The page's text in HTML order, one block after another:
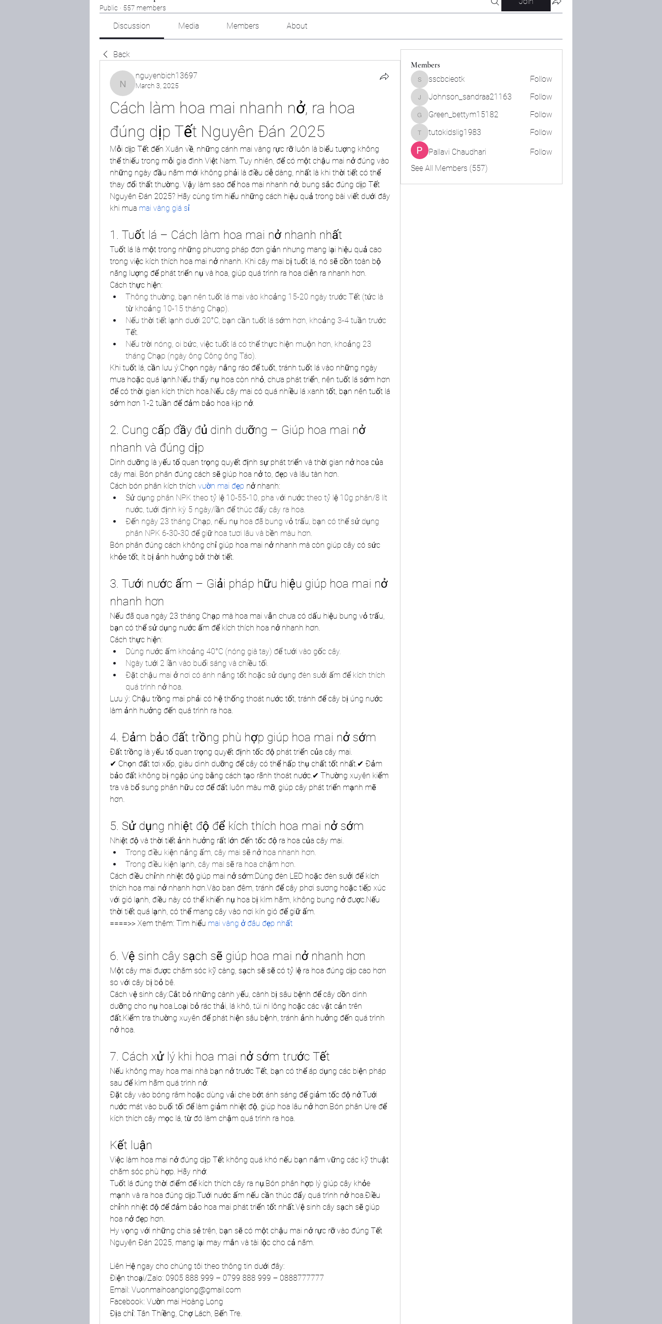
Public · 557 members
Discussion Media Members About
Back
nguyenbich13697
nguyenbich13697
March 3, 2025
Cách làm hoa mai nhanh nở, ra hoa
đúng dịp Tết Nguyên Đán 2025
Mỗi dịp Tết đến Xuân về, những cánh mai vàng rực rỡ luôn là biểu tượng không
thể thiếu trong mỗi gia đình Việt Nam. Tuy nhiên, để có một chậu mai nở đúng vào
những ngày đầu năm mới không phải là điều dễ dàng, nhất là khi thời tiết có thể
thay đổi thất thường. Vậy làm sao để hoa mai nhanh nở, bung sắc đúng dịp Tết
Nguyên Đán 2025? Hãy cùng tìm hiểu những cách hiệu quả trong bài viết dưới đây
khi mua mai vàng giá sỉ
1. Tuốt lá – Cách làm hoa mai nở nhanh nhất
Tuốt lá là một trong những phương pháp đơn giản nhưng mang lại hiệu quả cao
trong việc kích thích hoa mai nở nhanh. Khi cây mai bị tuốt lá, nó sẽ dồn toàn bộ
năng lượng để phát triển nụ và hoa, giúp quá trình ra hoa diễn ra nhanh hơn.
Cách thực hiện:
Thông thường, bạn nên tuốt lá mai vào khoảng 15-20 ngày trước Tết (tức là
từ khoảng 10-15 tháng Chạp).
Nếu thời tiết lạnh dưới 20°C, bạn cần tuốt lá sớm hơn, khoảng 3-4 tuần trước
Tết.
Nếu trời nóng, oi bức, việc tuốt lá có thể thực hiện muộn hơn, khoảng 23
tháng Chạp (ngày ông Công ông Táo).
Khi tuốt lá, cần lưu ý:Chọn ngày nắng ráo để tuốt, tránh tuốt lá vào những ngày
mưa hoặc quá lạnh.Nếu thấy nụ hoa còn nhỏ, chưa phát triển, nên tuốt lá sớm hơn
để có thời gian kích thích hoa.Nếu cây mai có quá nhiều lá xanh tốt, bạn nên tuốt lá
sớm hơn 1-2 tuần để đảm bảo hoa kịp nở.
2. Cung cấp đầy đủ dinh dưỡng – Giúp hoa mai nở
nhanh và đúng dịp
Dinh dưỡng là yếu tố quan trọng quyết định sự phát triển và thời gian nở hoa của
cây mai. Bón phân đúng cách sẽ giúp hoa nở to, đẹp và lâu tàn hơn.
Cách bón phân kích thích vườn mai đẹp nở nhanh:
Sử dụng phân NPK theo tỷ lệ 10-55-10, pha với nước theo tỷ lệ 10g phân/8 lít
nước, tưới định kỳ 5 ngày/lần để thúc đẩy cây ra hoa.
Đến ngày 23 tháng Chạp, nếu nụ hoa đã bung vỏ trấu, bạn có thể sử dụng
phân NPK 6-30-30 để giữ hoa tươi lâu và bền màu hơn.
Bón phân đúng cách không chỉ giúp hoa mai nở nhanh mà còn giúp cây có sức
khỏe tốt, ít bị ảnh hưởng bởi thời tiết.
3. Tưới nước ấm – Giải pháp hữu hiệu giúp hoa mai nở
nhanh hơn
Nếu đã qua ngày 23 tháng Chạp mà hoa mai vẫn chưa có dấu hiệu bung vỏ trấu,
bạn có thể sử dụng nước ấm để kích thích hoa nở nhanh hơn.
Cách thực hiện:
Dùng nước ấm khoảng 40°C (nóng già tay) để tưới vào gốc cây.
Ngày tưới 2 lần vào buổi sáng và chiều tối.
Đặt chậu mai ở nơi có ánh nắng tốt hoặc sử dụng đèn sưởi ấm để kích thích
quá trình nở hoa.
Lưu ý: Chậu trồng mai phải có hệ thống thoát nước tốt, tránh để cây bị úng nước
làm ảnh hưởng đến quá trình ra hoa.
4. Đảm bảo đất trồng phù hợp giúp hoa mai nở sớm
Đất trồng là yếu tố quan trọng quyết định tốc độ phát triển của cây mai.
✔ Chọn đất tơi xốp, giàu dinh dưỡng để cây có thể hấp thụ chất tốt nhất.✔ Đảm
bảo đất không bị ngập úng bằng cách tạo rãnh thoát nước.✔ Thường xuyên kiểm
tra và bổ sung phân hữu cơ để đất luôn màu mỡ, giúp cây phát triển mạnh mẽ
hơn.
5. Sử dụng nhiệt độ để kích thích hoa mai nở sớm
Nhiệt độ và thời tiết ảnh hưởng rất lớn đến tốc độ ra hoa của cây mai.
Trong điều kiện nắng ấm, cây mai sẽ nở hoa nhanh hơn.
Trong điều kiện lạnh, cây mai sẽ ra hoa chậm hơn.
Cách điều chỉnh nhiệt độ giúp mai nở sớm:Dùng đèn LED hoặc đèn sưởi để kích
thích hoa mai nở nhanh hơn.Vào ban đêm, tránh để cây phơi sương hoặc tiếp xúc
với gió lạnh, điều này có thể khiến nụ hoa bị kìm hãm, không bung nở được.Nếu
thời tiết quá lạnh, có thể mang cây vào nơi kín gió để giữ ấm.
====>> Xem thêm: Tìm hiểu mai vàng ở đâu đẹp nhất
6. Vệ sinh cây sạch sẽ giúp hoa mai nở nhanh hơn
Một cây mai được chăm sóc kỹ càng, sạch sẽ sẽ có tỷ lệ ra hoa đúng dịp cao hơn
so với cây bị bỏ bê.
Cách vệ sinh cây:Cắt bỏ những cành yếu, cành bị sâu bệnh để cây dồn dinh
dưỡng cho nụ hoa.Loại bỏ rác thải, lá khô, túi ni lông hoặc các vật cản trên
đất.Kiểm tra thường xuyên để phát hiện sâu bệnh, tránh ảnh hưởng đến quá trình
nở hoa.
7. Cách xử lý khi hoa mai nở sớm trước Tết
Nếu không may hoa mai nhà bạn nở trước Tết, bạn có thể áp dụng các biện pháp
sau để kìm hãm quá trình nở:
Đặt cây vào bóng râm hoặc dùng vải che bớt ánh sáng để giảm tốc độ nở.Tưới
nước mát vào buổi tối để làm giảm nhiệt độ, giúp hoa lâu nở hơn.Bón phân Ure để
kích thích cây mọc lá, từ đó làm chậm quá trình ra hoa.
Kết luận
Việc làm hoa mai nở đúng dịp Tết không quá khó nếu bạn nắm vững các kỹ thuật
chăm sóc phù hợp. Hãy nhớ:
Tuốt lá đúng thời điểm để kích thích cây ra nụ.Bón phân hợp lý giúp cây khỏe
mạnh và ra hoa đúng dịp.Tưới nước ấm nếu cần thúc đẩy quá trình nở hoa.Điều
chỉnh nhiệt độ để đảm bảo hoa mai phát triển tốt nhất.Vệ sinh cây sạch sẽ giúp
hoa nở đẹp hơn.
Hy vọng với những chia sẻ trên, bạn sẽ có một chậu mai nở rực rỡ vào đúng Tết
Nguyên Đán 2025, mang lại may mắn và tài lộc cho cả năm.
Liên Hệ ngay cho chúng tôi theo thông tin dưới đây:
Điện thoại/Zalo: 0905 888 999 – 0799 888 999 – 0888777777
Email: Vuonmaihoanglong@gmail.com
Facebook: Vườn mai Hoàng Long
Địa chỉ: Tân Thiềng, Chợ Lách, Bến Tre.
Members
sscbcieotk
sscbcieotk Follow
Johnson_sandraa21163
Johnson_sandraa21163 Follow
Green_bettym15182
Green_bettym15182 Follow
tutokidslig1983
tutokidslig1983 Follow
Pallavi Chaudhari
Follow
See All Members (557)